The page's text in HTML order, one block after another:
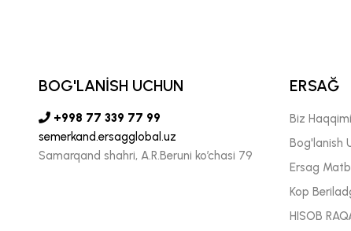
BOG'LANİSH UCHUN
+998 77 339 77 99
semerkand.ersagglobal.uz
Samarqand shahri, A.R.Beruni ko’chasi 79
ERSAĞ
Biz
Bog'lanish
Ersag
Kop
HISOB